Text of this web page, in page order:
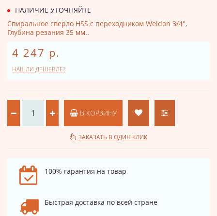
НАЛИЧИЕ УТОЧНЯЙТЕ
Спиральное сверло HSS с переходником Weldon 3/4",
Глубина резания 35 мм..
4 247 р.
НАШЛИ ДЕШЕВЛЕ?
В КОРЗИНУ
ЗАКАЗАТЬ В ОДИН КЛИК
100% гарантия на товар
Быстрая доставка по всей стране